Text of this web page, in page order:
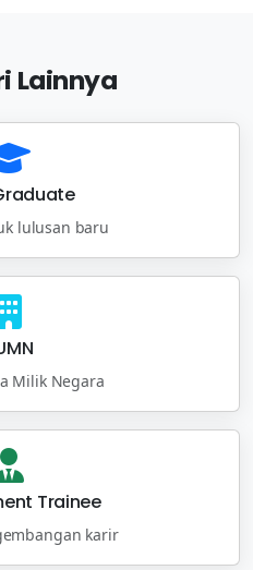
Lainnya
lulusan baru
Milik Negara
Trainee
karir